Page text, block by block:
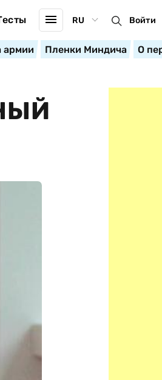
RU Войти
армии Пленки Миндича О